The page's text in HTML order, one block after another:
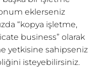
eklerseniz
“kopya işletme,
business” olarak
yetkisine sahipseniz
isteyebilirsiniz.